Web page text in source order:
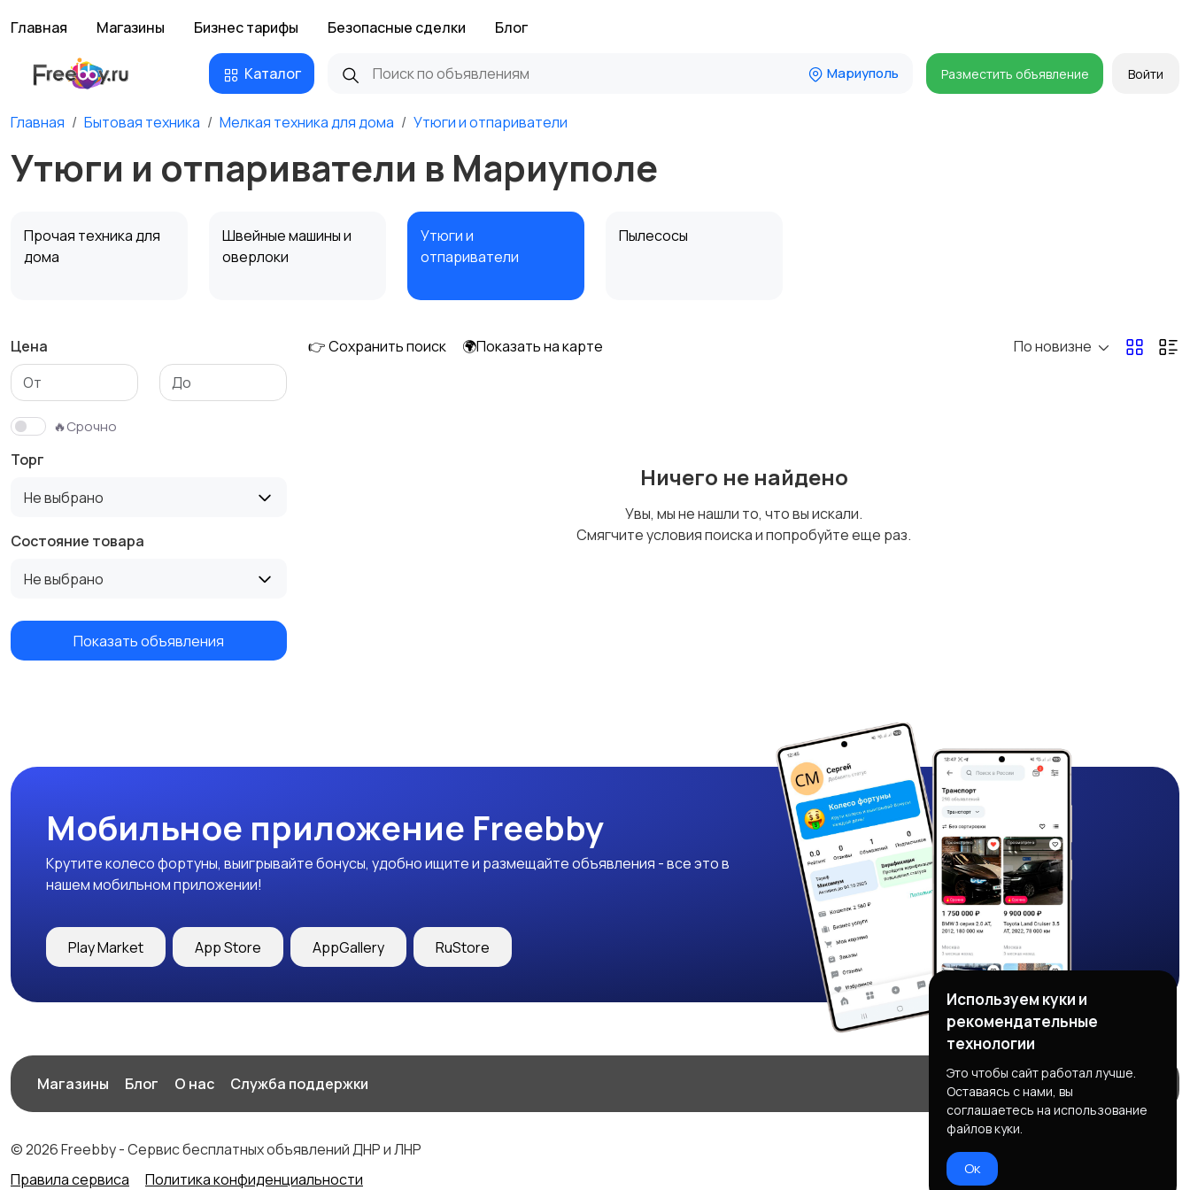
Главная Магазины Бизнес тарифы Безопасные сделки Блог
Каталог Мариуполь Разместить объявление Войти
Главная Бытовая техника Мелкая техника для дома Утюги и отпариватели
Утюги и отпариватели в Мариуполе
Прочая техника для
дома
Швейные машины и
оверлоки
Утюги и
отпариватели
Пылесосы
Цена
🔥Срочно
Торг
Не выбрано
Состояние товара
Не выбрано
Показать объявления
👉 Сохранить поиск 🌍Показать на карте По новизне
Ничего не найдено
Увы, мы не нашли то, что вы искали.
Смягчите условия поиска и попробуйте еще раз.
Мобильное приложение Freebby
Крутите колесо фортуны, выигрывайте бонусы, удобно ищите и размещайте объявления - все это в
нашем мобильном приложении!
Play Market App Store AppGallery RuStore
Магазины Блог О нас Служба поддержки
© 2026 Freebby - Сервис бесплатных объявлений ДНР и ЛНР
Правила сервиса
Политика конфиденциальности
Используем куки и
рекомендательные
технологии
Это чтобы сайт работал лучше.
Оставаясь с нами, вы
соглашаетесь на использование
файлов куки.
Ок